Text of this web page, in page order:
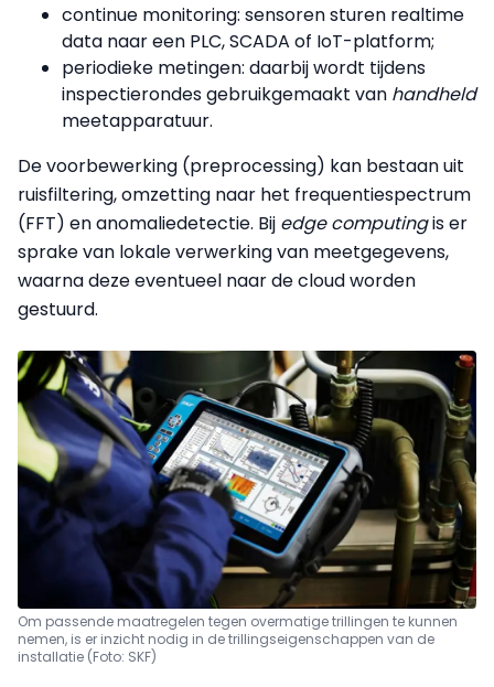
continue monitoring: sensoren sturen realtime
data naar een PLC, SCADA of IoT-platform;
periodieke metingen: daarbij wordt tijdens
inspectierondes gebruikgemaakt van handheld
meetapparatuur.
De voorbewerking (preprocessing) kan bestaan uit
ruisfiltering, omzetting naar het frequentiespectrum
(FFT) en anomaliedetectie. Bij edge computingis er
sprake van lokale verwerking van meetgegevens,
waarna deze eventueel naar de cloud worden
gestuurd.
Om passende maatregelen tegen overmatige trillingen te kunnen
nemen, is er inzicht nodig in de trillingseigenschappen van de
installatie (Foto: SKF)